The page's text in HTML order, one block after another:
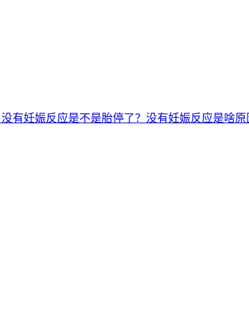
有妊娠反应是不是胎停了？没有妊娠反应是啥原